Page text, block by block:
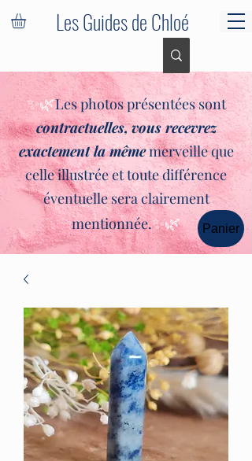
Les Guides de Chloé
✨🌿Les photos présentées sont
contractuelles,vous recevrez
exactement la mêmemerveille que
celle illustrée et toute différence
éventuelle sera clairement
mentionnée.✨🌿 Panier